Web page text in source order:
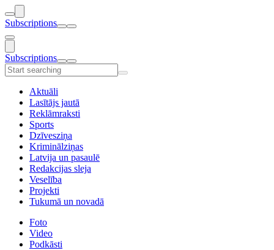
Subscriptions
Subscriptions
Aktuāli
Lasītājs jautā
Reklāmraksti
Sports
Dzīvesziņa
Kriminālziņas
Latvija un pasaulē
Redakcijas sleja
Veselība
Projekti
Tukumā un novadā
Foto
Video
Podkāsti